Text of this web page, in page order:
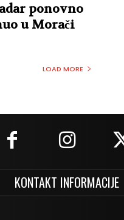
ponovno
u Morači
LOAD MORE
KONTAKT INFORMACIJE